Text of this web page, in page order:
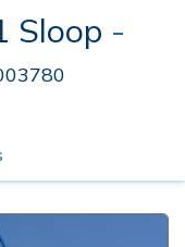
Sloop -